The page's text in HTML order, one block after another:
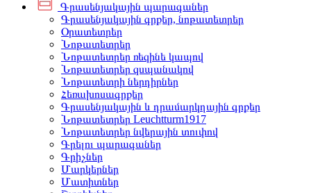
Գրասենյակային պարագաներ
Գրասենյակային գրքեր, նոթատետրեր
Օրատետրեր
Նոթատետրեր
Նոթատետրեր ռեզինե կապով
Նոթատետրեր զսպանակով
Նոթատետրի ներդիրներ
Հեռախոսագրքեր
Գրասենյակային և դրամարկղային գրքեր
Նոթատետրեր Leuchtturm1917
Նոթատետրեր նվերային տուփով
Գրելու պարագաներ
Գրիչներ
Մարկերներ
Մատիտներ